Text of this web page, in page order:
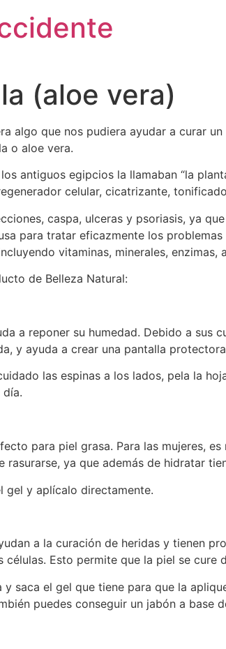
(aloe vera)
algo que nos pudiera ayudar a curar
o aloe vera.
antiguos egipcios la llamaban “la
celular, cicatrizante,
caspa, ulceras y psoriasis, ya
para tratar eficazmente los
vitaminas, minerales, enzimas,
de Belleza Natural:
a reponer su humedad. Debido a sus
y ayuda a crear una pantalla
las espinas a los lados, pela la
para piel grasa. Para las mujeres,
rasurarse, ya que además de hidratar
gel y aplícalo directamente.
a la curación de heridas y tienen
Esto permite que la piel se cure
saca el gel que tiene para que la
puedes conseguir un jabón a base